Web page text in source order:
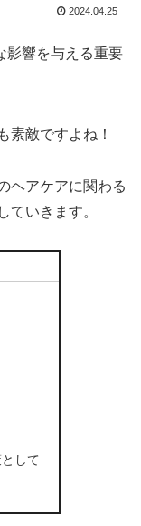
2024.04.25
影響を与える重要
素敵ですよね！
ヘアケアに関わる
ていきます。
して